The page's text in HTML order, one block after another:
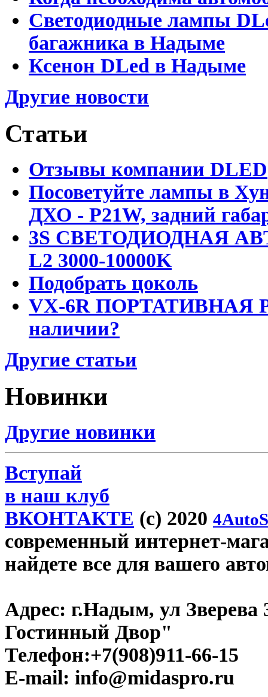
Светодиодные лампы
багажника в Надыме
Ксенон DLed в Надыме
Другие новости
Статьи
Отзывы компании DLED
Посоветуйте лампы в
ДХО - P21W, задний
3S СВЕТОДИОДНАЯ
L2 3000-10000K
Подобрать цоколь
VX-6R ПОРТАТИВНАЯ
наличии?
Другие статьи
Новинки
Другие новинки
Вступай
в наш клуб
ВКОНТАКТЕ (c) 2020
современный интернет-
найдете все для вашего
Адрес: г.Надым, ул
Гостинный Двор"
Телефон:+7(908)911-66-15
E-mail: info@midaspro.ru